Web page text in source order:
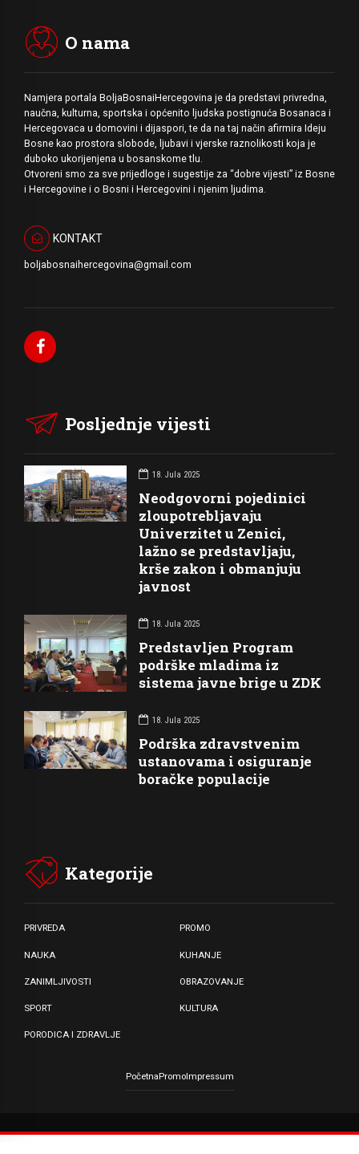
O nama
Namjera portala BoljaBosnaiHercegovina je da predstavi privredna,
naučna, kulturna, sportska i općenito ljudska postignuća Bosanaca i
Hercegovaca u domovini i dijaspori, te da na taj način afirmira Ideju
Bosne kao prostora slobode, ljubavi i vjerske raznolikosti koja je
duboko ukorijenjena u bosanskome tlu.
Otvoreni smo za sve prijedloge i sugestije za “dobre vijesti” iz Bosne
i Hercegovine i o Bosni i Hercegovini i njenim ljudima.
KONTAKT
boljabosnaihercegovina@gmail.com
Posljednje vijesti
18. Jula 2025
Neodgovorni pojedinici
zloupotrebljavaju
Univerzitet u Zenici,
lažno se predstavljaju,
krše zakon i obmanjuju
javnost
18. Jula 2025
Predstavljen Program
podrške mladima iz
sistema javne brige u ZDK
18. Jula 2025
Podrška zdravstvenim
ustanovama i osiguranje
boračke populacije
Kategorije
PRIVREDA PROMO
NAUKA KUHANJE
ZANIMLJIVOSTI OBRAZOVANJE
SPORT KULTURA
PORODICA I ZDRAVLJE
PočetnaPromoImpressum